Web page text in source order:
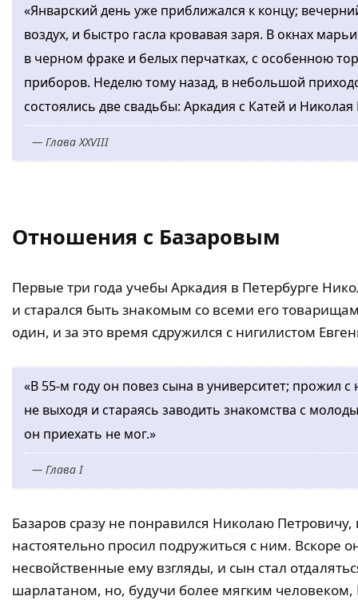
«Январский день уже приближался к концу;
воздух, и быстро гасла кровавая заря. В окнах
в черном фраке и белых перчатках, с особенною
приборов. Неделю тому назад, в небольшой
состоялись две свадьбы: Аркадия с Катей и
— Глава XXVIII
Отношения с Базаровым
Первые три года учебы Аркадия в Петербурге
и старался быть знакомым со всеми его
один, и за это время сдружился с нигилистом
«В 55-м году он повез сына в университет; прожил
не выходя и стараясь заводить знакомства с
он приехать не мог.»
— Глава I
Базаров сразу не понравился Николаю
настоятельно просил подружиться с ним. Вскоре
несвойственные ему взгляды, и сын стал
шарлатаном, но, будучи более мягким